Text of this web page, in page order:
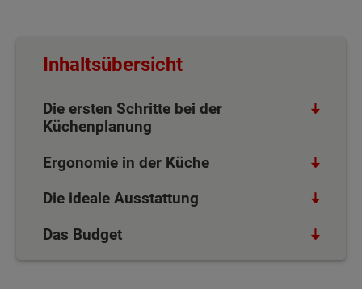
Inhaltsübersicht
Die ersten Schritte bei der
Küchenplanung
Ergonomie in der Küche
Die ideale Ausstattung
Das Budget